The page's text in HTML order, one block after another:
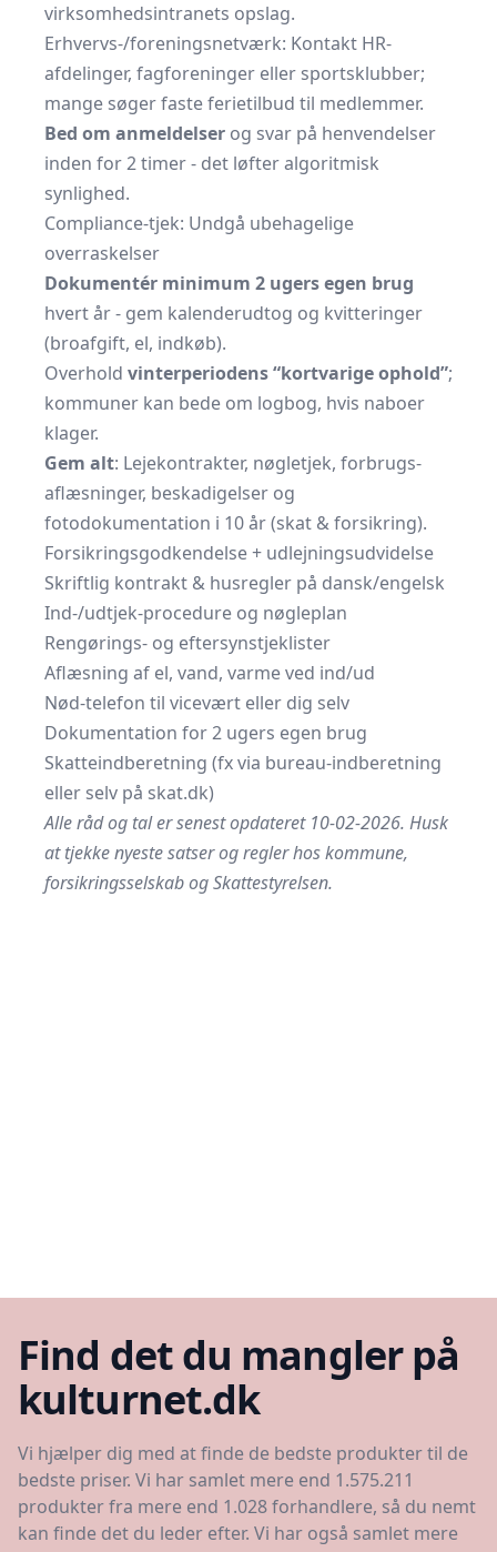
virksomheds­intranets opslag.
Erhvervs-/foreningsnetværk: Kontakt HR-
afdelinger, fagforeninger eller sportsklubber;
mange søger faste ferietilbud til medlemmer.
Bed om anmeldelser og svar på henvendelser
inden for 2 timer - det løfter algoritmisk
synlighed.
Compliance-tjek: Undgå ubehagelige
overraskelser
Dokumentér minimum 2 ugers egen brug
hvert år - gem kalenderudtog og kvitteringer
(bro­afgift, el, indkøb).
Overhold vinter­periodens “kortvarige ophold”;
kommuner kan bede om logbog, hvis naboer
klager.
Gem alt: Leje­kontrakter, nøgletjek, forbrugs­
aflæsninger, beskadigelser og
fotodokumentation i 10 år (skat & forsikring).
Forsikringsgodkendelse + udlejningsudvidelse
Skriftlig kontrakt & husregler på dansk/engelsk
Ind-/udtjek-procedure og nøgleplan
Rengørings- og eftersynstjeklister
Aflæsning af el, vand, varme ved ind/ud
Nød-telefon til vicevært eller dig selv
Dokumentation for 2 ugers egen brug
Skatteindberetning (fx via bureau-indberetning
eller selv på skat.dk)
Alle råd og tal er senest opdateret 10-02-2026. Husk
at tjekke nyeste satser og regler hos kommune,
forsikringsselskab og Skattestyrelsen.
Find det du mangler på
kulturnet.dk
Vi hjælper dig med at finde de bedste produkter til de
bedste priser. Vi har samlet mere end 1.575.211
produkter fra mere end 1.028 forhandlere, så du nemt
kan finde det du leder efter. Vi har også samlet mere